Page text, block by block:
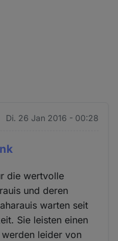
Di. 26 Jan 2016 - 00:28
die wertvolle
und deren
warten seit
Sie leisten einen
leider von